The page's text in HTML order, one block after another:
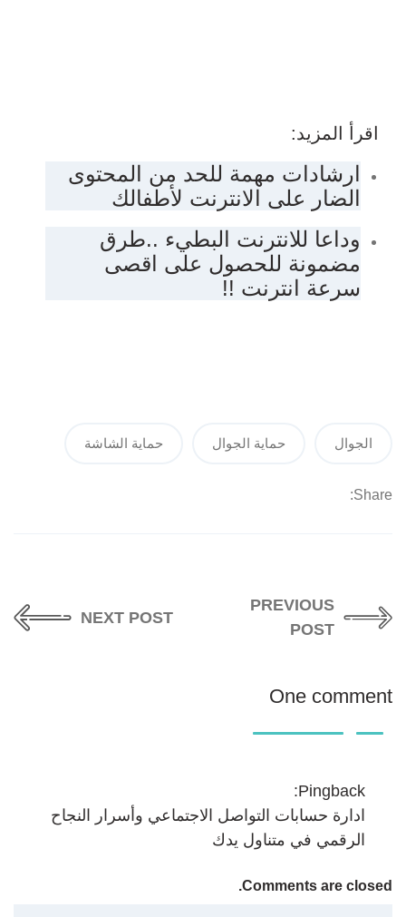
اقرأ المزيد:
ارشادات مهمة للحد من المحتوى
الضار على الانترنت لأطفالك
وداعا للانترنت البطيء ..طرق
مضمونة للحصول على اقصى
سرعة انترنت !!
الجوال حماية الجوال حماية الشاشة
Share:
PREVIOUS
POST
NEXT POST
One comment
Pingback:
ادارة حسابات التواصل الاجتماعي وأسرار النجاح
الرقمي في متناول يدك
Comments are closed.